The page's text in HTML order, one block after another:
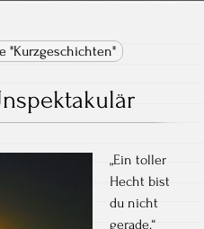
"Kurzgeschichten"
„Ein toller
Hecht bist
du nicht
gerade.“